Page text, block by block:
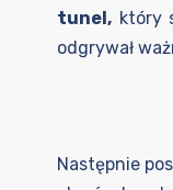
tunel, który
odgrywał
Następnie